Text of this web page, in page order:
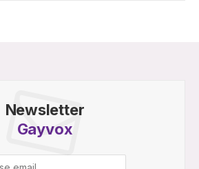
Newsletter
Gayvox